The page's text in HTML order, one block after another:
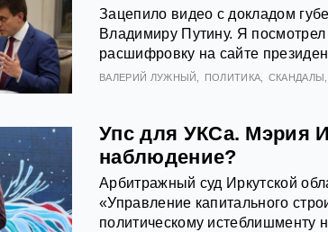
Зацепило видео с докладом
Владимиру Путину. Я
расшифровку на сайте
ВАЛЕРИЙ ЛУЖНЫЙ ПОЛИТИКА СКАНДАЛЫ
Упс для УКСа. Мэрия
наблюдение?
Арбитражный суд Иркутской
«Управление капитального
политическому истеблишменту